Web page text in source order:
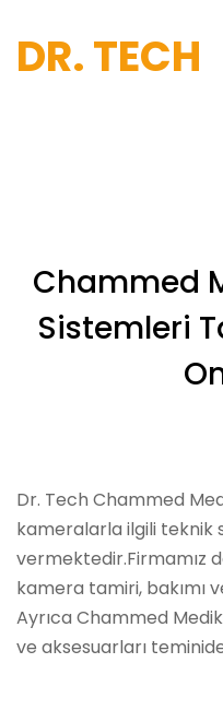
DR. TECH
Chammed
Sistemleri
Dr. Tech Chammed
kameralarla ilgili teknik
vermektedir.Firmamız
kamera tamiri, bakımı
Ayrıca Chammed
ve aksesuarları